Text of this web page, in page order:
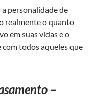
a personalidade de
realmente o quanto
em suas vidas e o
todos aqueles que
–